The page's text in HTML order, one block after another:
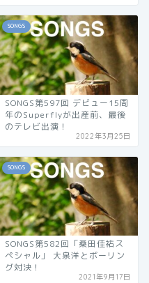
SONGS
SONGS第597回 デビュー15周
年のSuperflyが出産前、最後
のテレビ出演！
2022年3月25日
SONGS
SONGS第582回「桑田佳祐ス
ペシャル」 大泉洋とボーリン
グ対決！
2021年9月17日